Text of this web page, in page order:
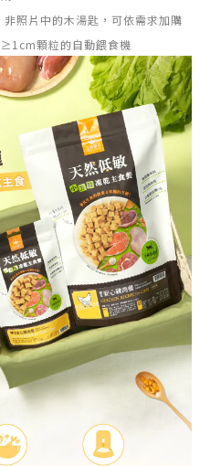
照片中的木湯匙，可依需求加購
顆粒的自動餵食機